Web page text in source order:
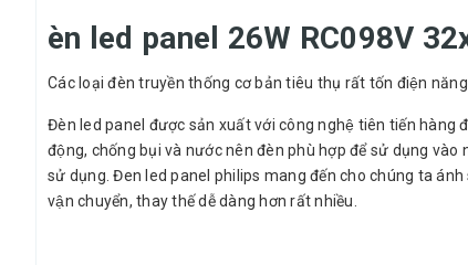
èn led panel 26W RC098V
Các loại đèn truyền thống cơ bản tiêu thụ rất tốn điện
Đèn led panel được sản xuất với công nghệ tiên tiến hàng
động, chống bụi và nước nên đèn phù hợp để sử dụng
sử dụng. Đen led panel philips mang đến cho chúng ta
vận chuyển, thay thế dễ dàng hơn rất nhiều.